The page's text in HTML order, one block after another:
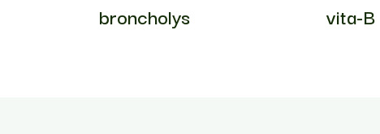
broncholys vita-B